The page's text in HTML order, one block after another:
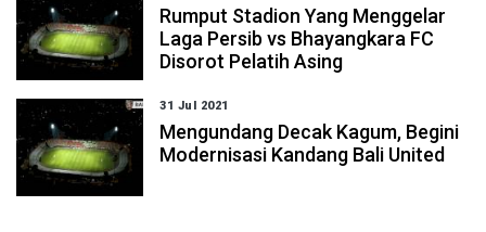
Rumput Stadion Yang Menggelar
Laga Persib vs Bhayangkara FC
Disorot Pelatih Asing
31 Jul 2021
Mengundang Decak Kagum, Begini
Modernisasi Kandang Bali United